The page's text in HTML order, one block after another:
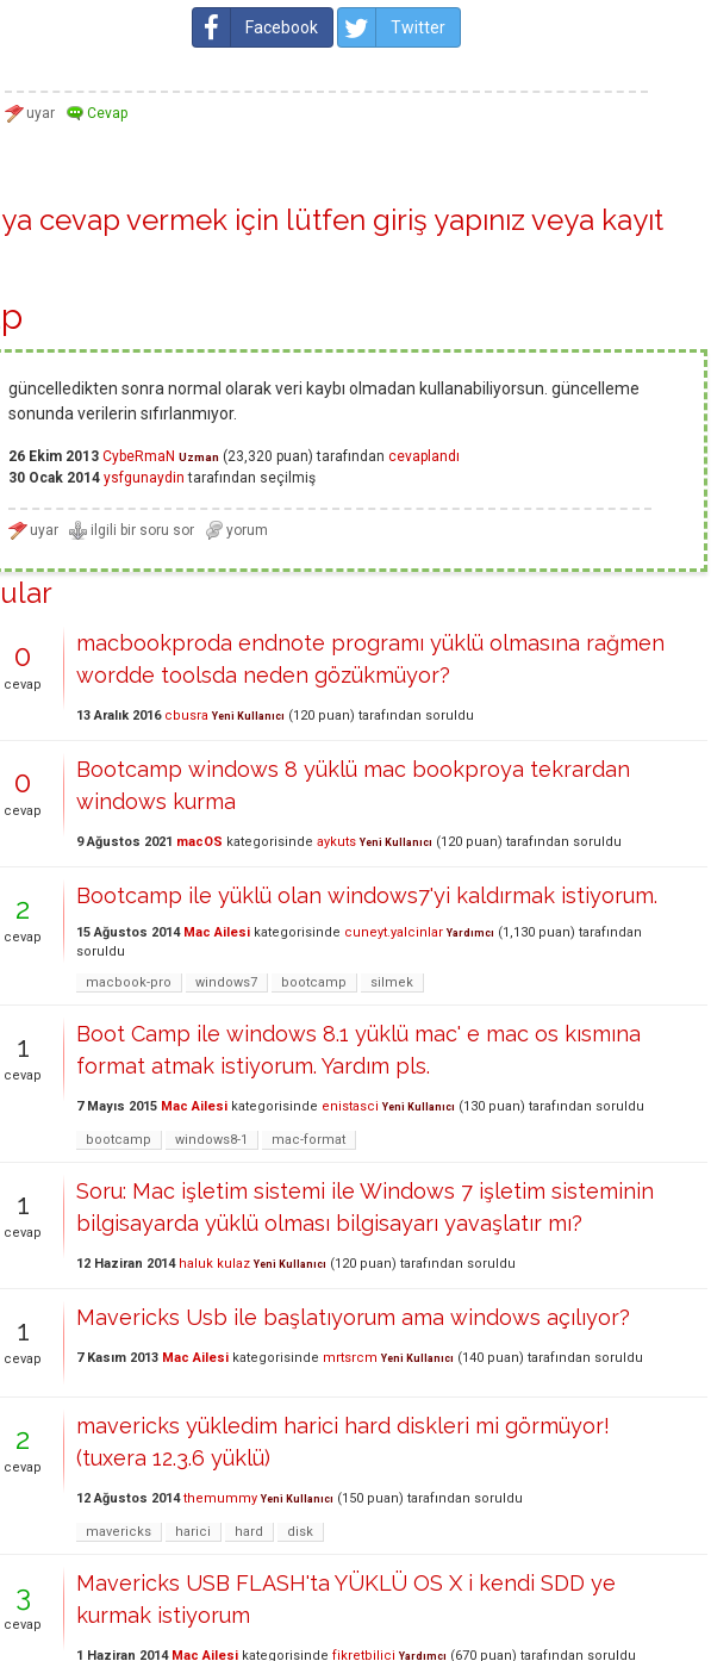
Facebook Twitter
cevap vermek için lütfen giriş yapınız veya kayıt
güncelledikten sonra normal olarak veri kaybı olmadan kullanabiliyorsun. güncelleme
sonunda verilerin sıfırlanmıyor.
26 Ekim 2013 CybeRmaN Uzman (23,320 puan) tarafından cevaplandı
30 Ocak 2014 ysfgunaydin tarafından seçilmiş
0
cevap
macbookproda endnote programı yüklü olmasına rağmen
wordde toolsda neden gözükmüyor?
13 Aralık 2016 cbusra Yeni Kullanıcı (120 puan) tarafından soruldu
0
cevap
Bootcamp windows 8 yüklü mac bookproya tekrardan
windows kurma
9 Ağustos 2021 macOS kategorisinde aykuts Yeni Kullanıcı (120 puan) tarafından soruldu
2
cevap
Bootcamp ile yüklü olan windows7'yi kaldırmak istiyorum.
15 Ağustos 2014 Mac Ailesi kategorisinde cuneyt.yalcinlar Yardımcı (1,130 puan) tarafından
soruldu
macbook-pro
windows7 bootcamp silmek
1
cevap
Boot Camp ile windows 8.1 yüklü mac' e mac os kısmına
format atmak istiyorum. Yardım pls.
7 Mayıs 2015 Mac Ailesi kategorisinde enistasci Yeni Kullanıcı (130 puan) tarafından soruldu
bootcamp windows8-1 mac-format
1
cevap
Soru: Mac işletim sistemi ile Windows 7 işletim sisteminin
bilgisayarda yüklü olması bilgisayarı yavaşlatır mı?
12 Haziran 2014 haluk kulaz Yeni Kullanıcı (120 puan) tarafından soruldu
1
cevap
Mavericks Usb ile başlatıyorum ama windows açılıyor?
7 Kasım 2013 Mac Ailesi kategorisinde mrtsrcm Yeni Kullanıcı (140 puan) tarafından soruldu
2
cevap
mavericks yükledim harici hard diskleri mi görmüyor!
(tuxera 12.3.6 yüklü)
12 Ağustos 2014 themummy Yeni Kullanıcı (150 puan) tarafından soruldu
mavericks harici hard disk
3
cevap
Mavericks USB FLASH'ta YÜKLÜ OS X i kendi SDD ye
kurmak istiyorum
1 Haziran 2014 Mac Ailesi kategorisinde fikretbilici Yardımcı (670 puan) tarafından soruldu